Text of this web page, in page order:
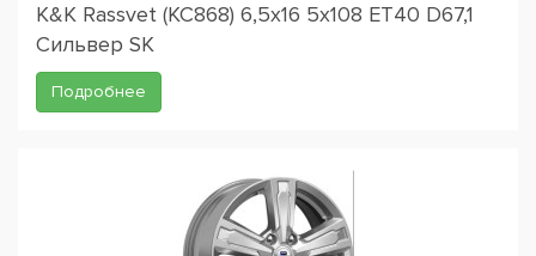
K&K Rassvet (КС868) 6,5x16 5x108 ET40 D67,1
Сильвер SK
Подробнее